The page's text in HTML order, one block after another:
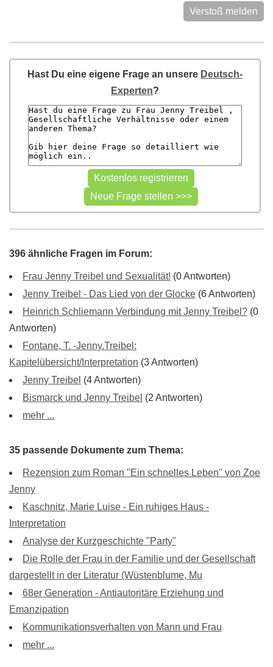
Verstoß melden
Hast Du eine eigene Frage an unsere Deutsch-
Experten?
396 ähnliche Fragen im Forum:
Frau Jenny Treibel und Sexualität! (0 Antworten)
Jenny Treibel - Das Lied von der Glocke (6 Antworten)
Heinrich Schliemann Verbindung mit Jenny Treibel? (0
Antworten)
Fontane, T. -Jenny.Treibel:
Kapitelübersicht/Interpretation (3 Antworten)
Jenny Treibel (4 Antworten)
Bismarck und Jenny Treibel (2 Antworten)
mehr ...
35 passende Dokumente zum Thema:
Rezension zum Roman "Ein schnelles Leben" von Zoe
Jenny
Kaschnitz, Marie Luise - Ein ruhiges Haus -
Interpretation
Analyse der Kurzgeschichte "Party"
Die Rolle der Frau in der Familie und der Gesellschaft
dargestellt in der Literatur (Wüstenblume, Mu
68er Generation - Antiautoritäre Erziehung und
Emanzipation
Kommunikationsverhalten von Mann und Frau
mehr ...